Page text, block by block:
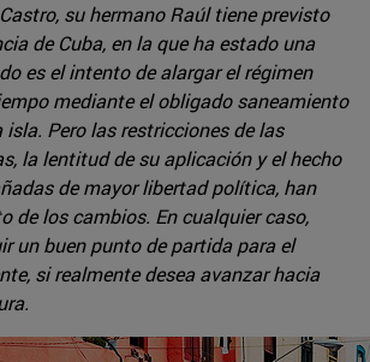
su hermano Raúl tiene previsto
de Cuba, en la que ha estado una
es el intento de alargar el régimen
mediante el obligado saneamiento
isla. Pero las restricciones de las
la lentitud de su aplicación y el hecho
de mayor libertad política, han
de los cambios. En cualquier caso,
un buen punto de partida para el
si realmente desea avanzar hacia